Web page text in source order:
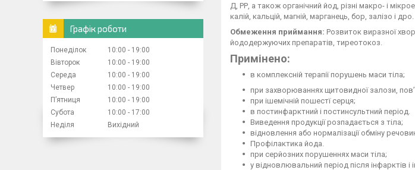
Д, РР, а також органічний йод, різні макро- і
калій, кальцій, магній, марганець, бор, залізо і дро.
Обмеження приймання: Розвиток виразної
йододержуючих препаратів, тиреотокоз.
Примінено:
в комплексній терапії порушень маси тіла;
при захворюваннях щитовидної залози,
при ішемічній пошестї серця;
в постинфарктний і постинсультний період.
Виведення продукції розпадається з тіла;
відновлення або нормалізації обміну
Профілактика йода.
при серйозних порушеннях маси тіла;
у відновлювальний період після інфарктів і
Графік роботи
Понеділок 10:00
19:00
Вівторок
10:00
19:00
Середа
10:00
19:00
Четвер
10:00
19:00
Пʼятниця
10:00
19:00
Субота
10:00
17:00
Неділя
Вихідний